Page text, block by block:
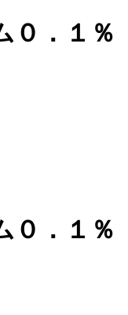
０．１％
０．１％